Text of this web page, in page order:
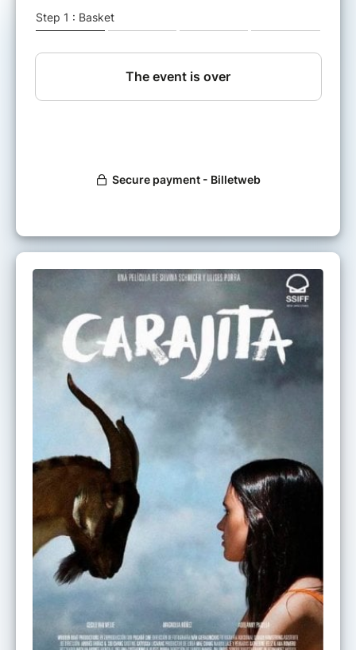
Film proposé par le Département d'Espagnol
de l'université d'Orléans, dans le cadre du
partenariat avec Pragda.
Attention, projection Hors les Murs : Ce film